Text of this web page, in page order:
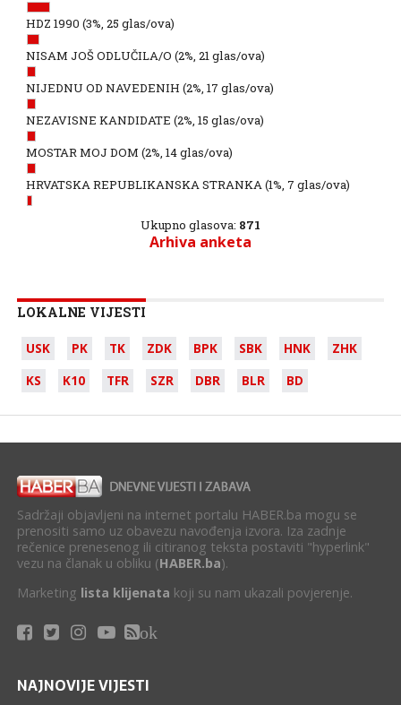
HDZ 1990 (3%, 25 glas/ova)
NISAM JOŠ ODLUČILA/O (2%, 21 glas/ova)
NIJEDNU OD NAVEDENIH (2%, 17 glas/ova)
NEZAVISNE KANDIDATE (2%, 15 glas/ova)
MOSTAR MOJ DOM (2%, 14 glas/ova)
HRVATSKA REPUBLIKANSKA STRANKA(1%, 7 glas/ova)
Ukupno glasova: 871
Arhiva anketa
LOKALNE VIJESTI
USK PK TK ZDK BPK SBK HNK
ZHK
KS
K10 TFR SZR DBR BLR BD
Sadržaji objavljeni na internet portalu HABER.ba mogu se
prenositi samo uz obavezu navođenja izvora. Iza zadnje
rečenice prenesenog ili citiranog teksta postaviti "hyperlink"
vezu na članak u obliku (HABER.ba).
Marketing lista klijenata koji su nam ukazali povjerenje.
ok
NAJNOVIJE VIJESTI